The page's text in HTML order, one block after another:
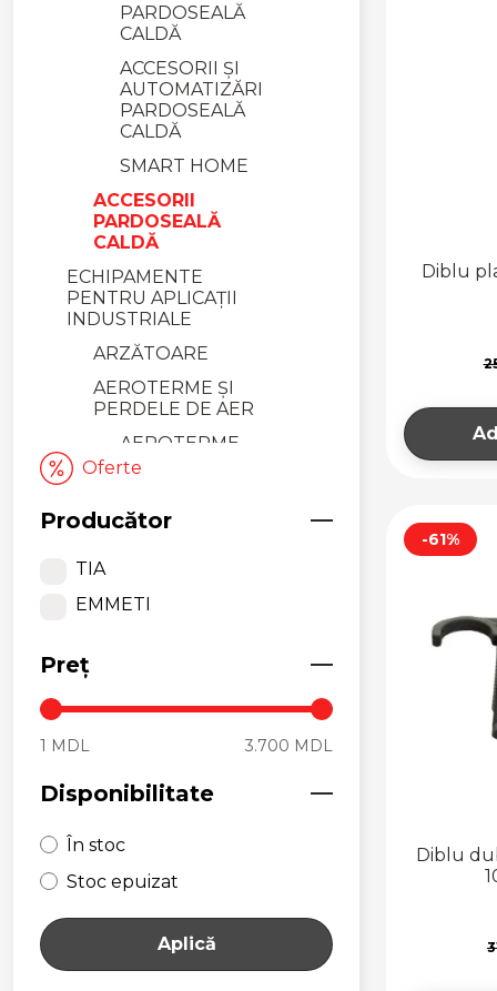
PARDOSEALĂ
CALDĂ
ACCESORII ȘI
AUTOMATIZĂRI
PARDOSEALĂ
CALDĂ
SMART HOME
ACCESORII
PARDOSEALĂ
CALDĂ
ECHIPAMENTE
PENTRU APLICAȚII
INDUSTRIALE
ARZĂTOARE
AEROTERME ȘI
PERDELE DE AER
AEROTERME
PERDELE DE
CAZANE PENTRU
ELECTRICE
Oferte
Producător
TIA
EMMETI
Preț
1 MDL 3.700 MDL
Disponibilitate
În stoc
Stoc epuizat
Aplică
Diblu
-61%
Diblu